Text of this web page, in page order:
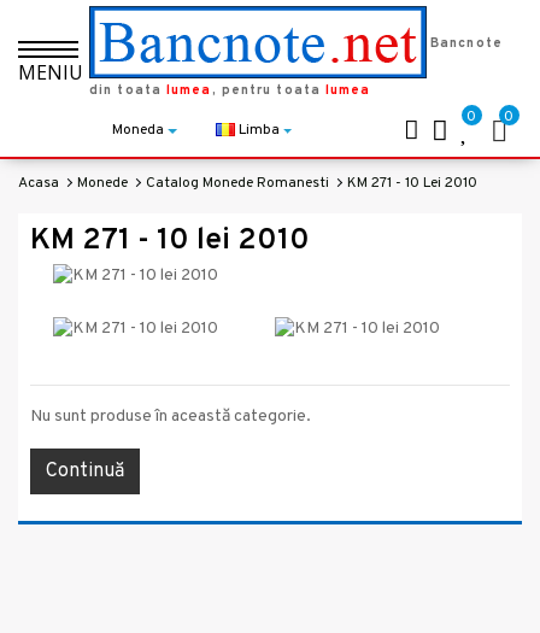
MENIU
Bancnote
din toata lumea , pentru toata lumea
Moneda Limba
0 0
Acasa Monede Catalog Monede Romanesti KM 271 - 10 Lei 2010
KM 271 - 10 lei 2010
Nu sunt produse în această categorie.
Continuă